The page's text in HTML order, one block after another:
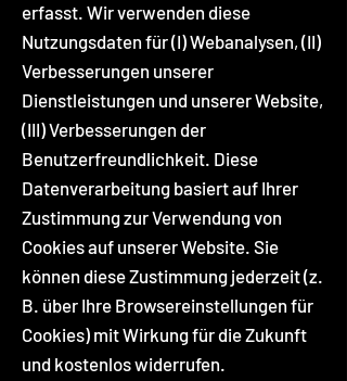
erfasst. Wir verwenden diese
Nutzungsdaten für (I) Webanalysen, (II)
Verbesserungen unserer
Dienstleistungen und unserer Website,
(III) Verbesserungen der
Benutzerfreundlichkeit. Diese
Datenverarbeitung basiert auf Ihrer
Zustimmung zur Verwendung von
Cookies auf unserer Website. Sie
können diese Zustimmung jederzeit (z.
B. über Ihre Browsereinstellungen für
Cookies) mit Wirkung für die Zukunft
und kostenlos widerrufen.